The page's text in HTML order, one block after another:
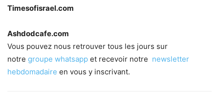
Timesofisrael.com
Ashdodcafe.com
Vous pouvez nous retrouver tous les jours sur
notre groupe whatsapp et recevoir notre newsletter
hebdomadaire en vous y inscrivant.